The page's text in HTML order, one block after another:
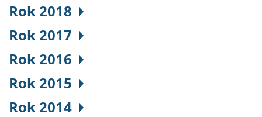
Rok 2018
Rok 2017
Rok 2016
Rok 2015
Rok 2014